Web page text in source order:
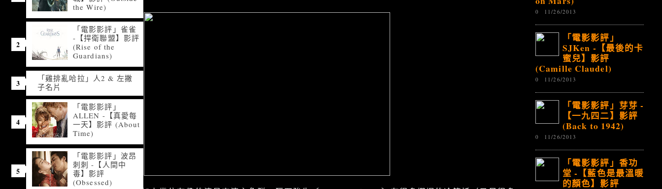
the Wire)
「電影影評」雀雀
-【捍衛聯盟】影評
(Rise of the
Guardians)
「雞排亂哈拉」人2 & 左撇
子名片
「電影影評」
ALLEN -【真愛每
一天】影評 (About
Time)
「電影影評」波昂
刺刺 -【人間中
毒】影評
(Obsessed)
0 11/26/2013
「電影影評」
SJKen -【最後的卡
蜜兒】影評
(Camille Claudel)
0 11/26/2013
「電影影評」芽芽 -
【一九四二】影評
(Back to 1942)
0 11/26/2013
「電影影評」香功
堂 -【藍色是最溫暖
的顏色】影評